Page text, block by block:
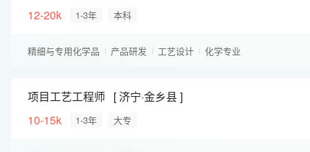
12-20k
1-3年 本科
精细与专用化学品 产品研发 工艺设计 化学专业
项目工艺工程师
济宁·金乡县
10-15k
1-3年 大专